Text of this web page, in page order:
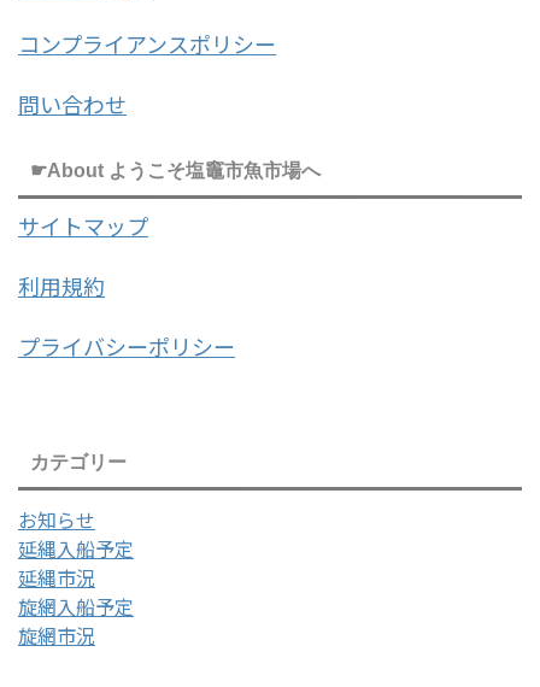
コンプライアンスポリシー
問い合わせ
☛About ようこそ塩竈市魚市場へ
サイトマップ
利用規約
プライバシーポリシー
カテゴリー
お知らせ
延縄入船予定
延縄市況
旋網入船予定
旋網市況